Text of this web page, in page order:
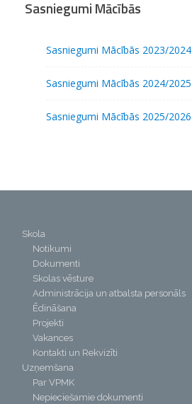
Sasniegumi Mācībās
Sasniegumi Mācībās 2023/2024
Sasniegumi Mācībās 2024/2025
Sasniegumi Mācībās 2025/2026
Skola
Notikumi
Dokumenti
Skolas vēsture
Administrācija un atbalsta personāls
Ēdināšana
Projekti
Vakances
Kontakti un Rekvizīti
Uzņemšana
Par VPMK
Nepieciešamie dokumenti